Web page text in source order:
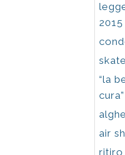
2015
“la
cura”
alghe
air
ritiro